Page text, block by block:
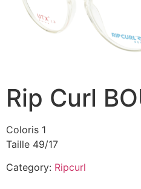
Rip Curl
Coloris 1
Taille 49/17
Category: Ripcurl